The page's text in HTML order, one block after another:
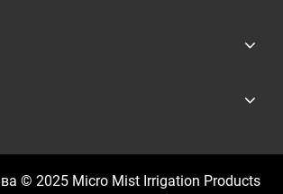
© 2025 Micro Mist Irrigation Products